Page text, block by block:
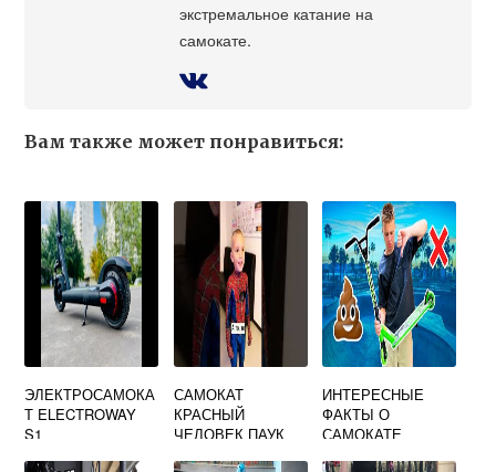
экстремальное катание на
самокате.
Вам также может понравиться:
ЭЛЕКТРОСАМОКА
Т ELECTROWAY
S1
САМОКАТ
КРАСНЫЙ
ЧЕЛОВЕК ПАУК
ИНТЕРЕСНЫЕ
ФАКТЫ О
САМОКАТЕ